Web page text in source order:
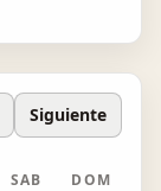
Siguiente
SAB DOM